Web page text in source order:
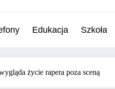
Edukacja Szkoła
życie rapera poza sceną